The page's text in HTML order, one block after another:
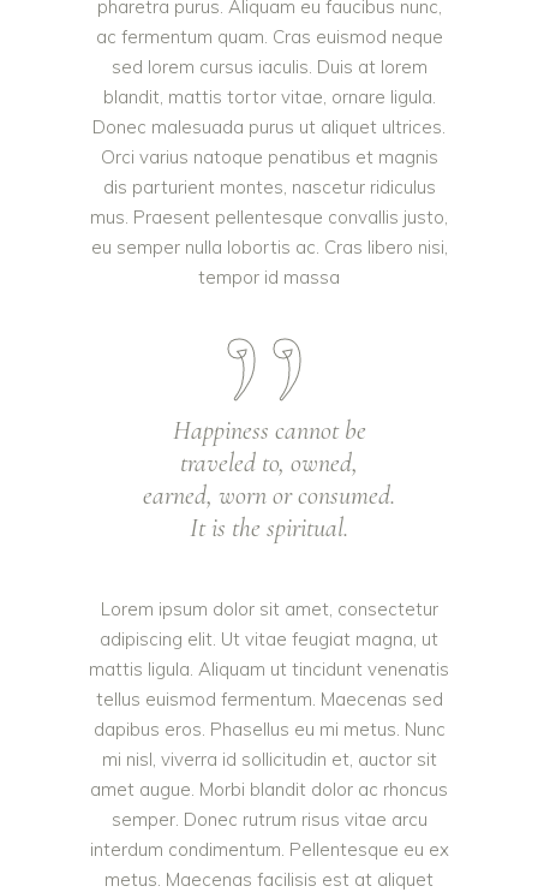
pharetra purus. Aliquam eu faucibus nunc,
ac fermentum quam. Cras euismod neque
sed lorem cursus iaculis. Duis at lorem
blandit, mattis tortor vitae, ornare ligula.
Donec malesuada purus ut aliquet ultrices.
Orci varius natoque penatibus et magnis
dis parturient montes, nascetur ridiculus
mus. Praesent pellentesque convallis justo,
eu semper nulla lobortis ac. Cras libero nisi,
tempor id massa
Happiness cannot be
traveled to, owned,
earned, worn or consumed.
It is the spiritual.
Lorem ipsum dolor sit amet, consectetur
adipiscing elit. Ut vitae feugiat magna, ut
mattis ligula. Aliquam ut tincidunt venenatis
tellus euismod fermentum. Maecenas sed
dapibus eros. Phasellus eu mi metus. Nunc
mi nisl, viverra id sollicitudin et, auctor sit
amet augue. Morbi blandit dolor ac rhoncus
semper. Donec rutrum risus vitae arcu
interdum condimentum. Pellentesque eu ex
metus. Maecenas facilisis est at aliquet